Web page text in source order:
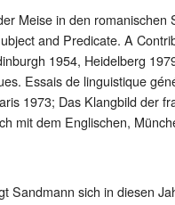
Meise in den romanischen
and Predicate. A
1954, Heidelberg
Essais de linguistique
1973; Das Klangbild der
mit dem Englischen,
Sandmann sich in diesen